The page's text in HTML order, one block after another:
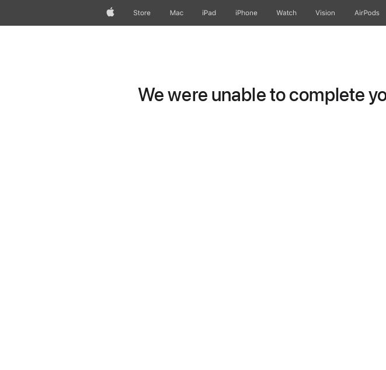
AppleStore Mac iPad iPhone Watch Vision AirPods
We were unable to complete